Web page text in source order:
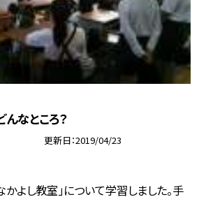
なところ？
更新日 2019/04/23
かよし教室」について学習しました。手